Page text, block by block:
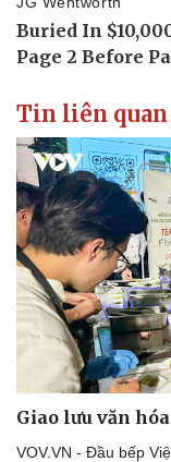
Thể thao
Bóng đá
Lịch thi đấu bóng đá
Thế giới thể thao
eSports
Tin liên quan
Giao lưu văn
VOV.VN - Đầu bếp